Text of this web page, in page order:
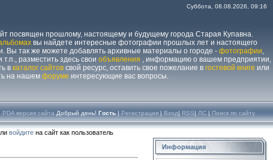
посвящен прошлому, настоящему и будущему города Старая Купавна.
вы найдете интересные фотографии прошлых лет и настоящего
Вы так же можете добавлять архивные материалы о городе - фотографии,
т.п., разместить здесь свои объявления , информацию о вашем предприятии,
в каталог сайтов свой ресурс, оставить свое пожелание в гостевой книге или
на нашем форуме интересующие вас вопросы.
Суббота, 08.08.2026, 09:16
PDA версия сайта Добрый день! Гость | Регистрация | Вход| RSS| ЛС | Поиск по сайту
войдите на сайт как пользователь
Информация